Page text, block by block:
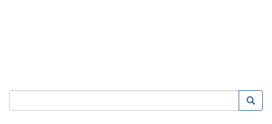
Search
Пребарување